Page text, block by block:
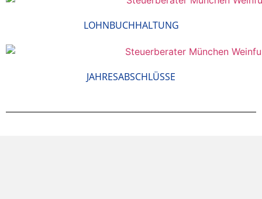
LOHNBUCHHALTUNG
JAHRESABSCHLÜSSE